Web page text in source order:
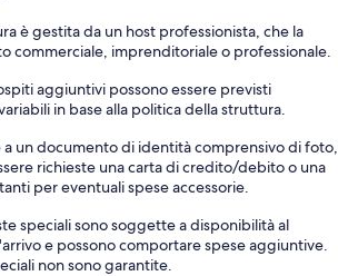
è gestita da un host professionista, che la
commerciale, imprenditoriale o professionale.
aggiuntivi possono essere previsti
in base alla politica della struttura.
un documento di identità comprensivo di foto,
richieste una carta di credito/debito o una
per eventuali spese accessorie.
speciali sono soggette a disponibilità al
e possono comportare spese aggiuntive.
non sono garantite.